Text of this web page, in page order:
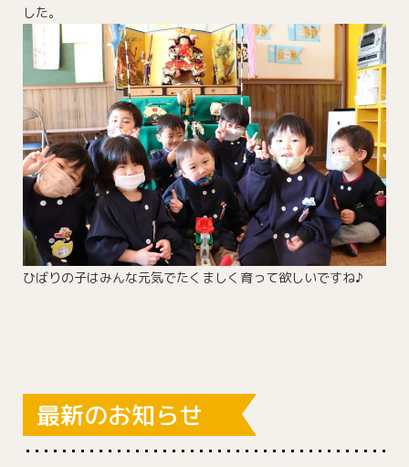
した。
ひばりの子はみんな元気でたくましく育って欲しいですね♪
最新のお知らせ